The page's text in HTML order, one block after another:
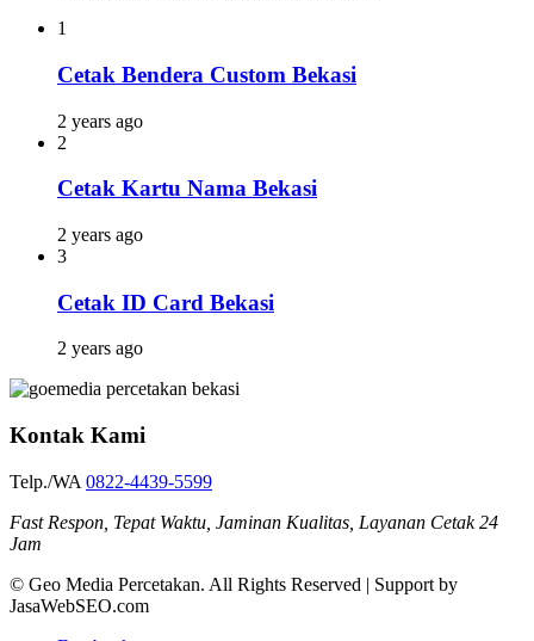
1
Cetak Bendera Custom Bekasi
2 years ago
2
Cetak Kartu Nama Bekasi
2 years ago
3
Cetak ID Card Bekasi
2 years ago
Kontak Kami
Telp./WA 0822-4439-5599
Fast Respon, Tepat Waktu, Jaminan Kualitas, Layanan Cetak 24
Jam
© Geo Media Percetakan. All Rights Reserved | Support by
JasaWebSEO.com